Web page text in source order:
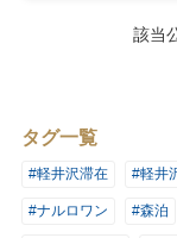
該当
タグ一覧
#軽井沢滞在 #軽井
#ナルロワン #森泊